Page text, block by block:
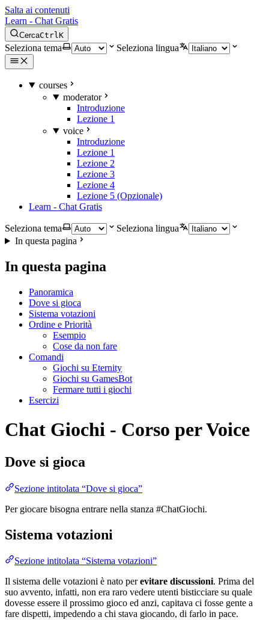
Salta ai contenuti
Learn - Chat Gratis
CercaCtrlK
Seleziona tema Seleziona lingua
courses
moderator
Introduzione
Lezione 1
voice
Introduzione
Lezione 1
Lezione 2
Lezione 3
Lezione 4
Lezione 5 (Opzionale)
Learn - Chat Gratis
Seleziona tema
Seleziona lingua
In questa pagina
In questa pagina
Panoramica
Dove si gioca
Sistema votazioni
Ordine e Priorità
Esempio
Cose da non fare
Comandi
Giochi su Eternity
Giochi su GamesBot
Fermare tutti i giochi
Esercizi
Chat Giochi - Corso per Voice
Dove si gioca
Sezione intitolata “Dove si gioca”
Per giocare bisogna entrare nella stanza #ChatGiochi.
Sistema votazioni
Sezione intitolata “Sistema votazioni”
Il sistema delle votazioni è nato perevitare discussioni. Prima del
suo avvento, infatti, non era raro vedere utenti bisticciare su quale
dovesse essere il prossimo gioco ed anzi, capitava ci fosse gente a
fare dispetti, impedendo a chi stava giocando, di farlo in pace.